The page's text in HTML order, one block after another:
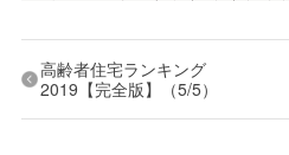
高齢者住宅ランキング
2019【完全版】（5/5）